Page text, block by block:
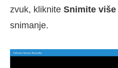
zvuk, kliknite Snimite više
snimanje.